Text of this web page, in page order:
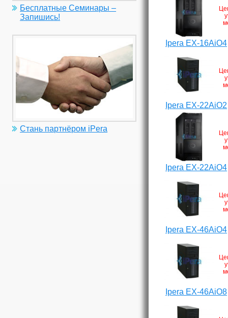
Бесплатные Семинары –
Запишись!
Стань партнёром iPera
Ipera EX-16AiO4
Ipera EX-22AiO2
Ipera EX-22AiO4
Ipera EX-46AiO4
Ipera EX-46AiO8